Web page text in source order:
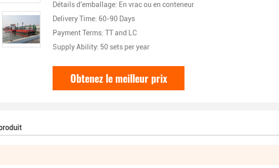
Détails d'emballage: En vrac ou en conteneur
Delivery Time: 60-90 Days
Payment Terms: TT and LC
Supply Ability: 50 sets per year
Obtenez le meilleur prix